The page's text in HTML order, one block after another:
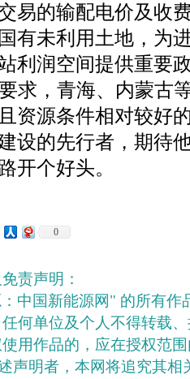
易的输配电价及收
有未利用土地，为
利润空间提供重要
求，青海、内蒙古
资源条件相对较好
设的先行者，期待
开个好头。
0
责声明：
中国新能源网" 的所有作
何单位及个人不得转载
用作品的，应在授权范
声明者，本网将追究其相